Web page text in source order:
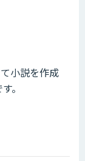
小説を作成
。